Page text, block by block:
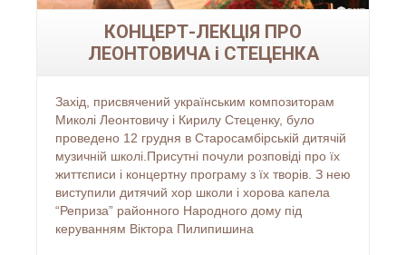
КОНЦЕРТ-ЛЕКЦІЯ ПРО
ЛЕОНТОВИЧА і СТЕЦЕНКА
Захід, присвячений українським композиторам
Миколі Леонтовичу і Кирилу Стеценку, було
проведено 12 грудня в Старосамбірській дитячій
музичній школі.Присутні почули розповіді про їх
життєписи і концертну програму з їх творів. З нею
виступили дитячий хор школи і хорова капела
“Реприза” районного Народного дому під
керуванням Віктора Пилипишина